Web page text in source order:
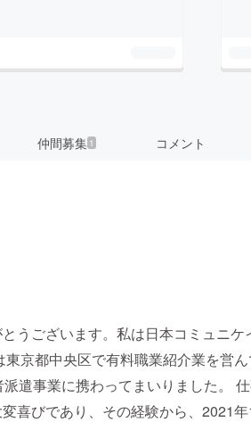
仲間募集 1 コメント
うございます。私は日本コミュニケ
京都中央区で有料職業紹介業を営
遣事業に携わってまいりました。
喜びであり、その経験から、2021年